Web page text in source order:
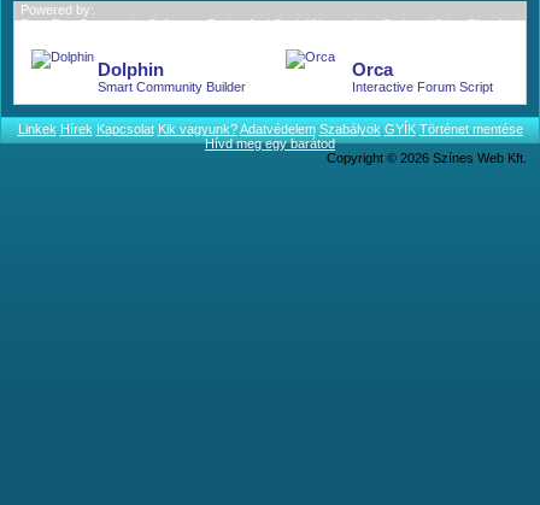
Powered by:
BoonEx - Community Software; Dating And Social Networking Scripts; Video Chat And
Dolphin
Smart Community Builder
Orca
Interactive Forum Script
Linkek Hírek Kapcsolat Kik vagyunk? Adatvédelem Szabályok GYÍK Történet mentése
Hívd meg egy barátod
Copyright © 2026 Színes Web Kft.